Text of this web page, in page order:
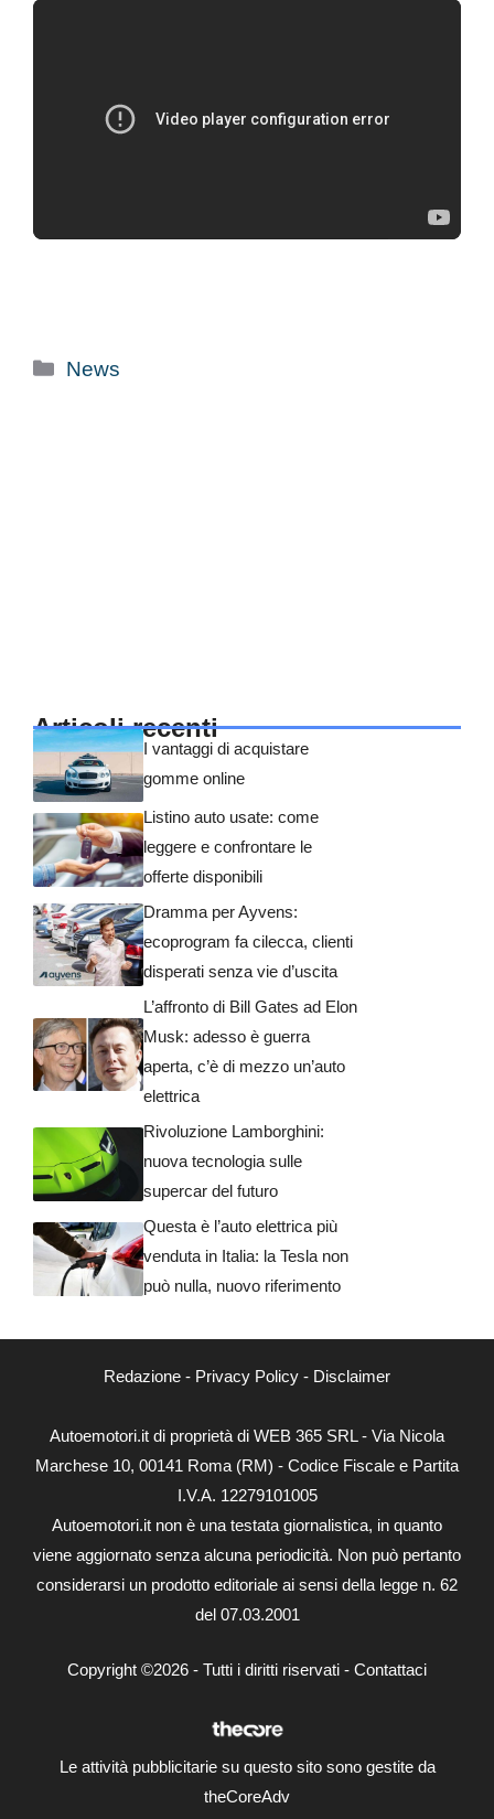
Categorie
News
Articoli recenti
I vantaggi di acquistare
gomme online
Listino auto usate: come
leggere e confrontare le
offerte disponibili
Dramma per Ayvens:
ecoprogram fa cilecca, clienti
disperati senza vie d’uscita
L’affronto di Bill Gates ad Elon
Musk: adesso è guerra
aperta, c’è di mezzo un’auto
elettrica
Rivoluzione Lamborghini:
nuova tecnologia sulle
supercar del futuro
Questa è l’auto elettrica più
venduta in Italia: la Tesla non
può nulla, nuovo riferimento
Redazione - Privacy Policy - Disclaimer
Autoemotori.it di proprietà di WEB 365 SRL - Via Nicola
Marchese 10, 00141 Roma (RM) - Codice Fiscale e Partita
I.V.A. 12279101005
Autoemotori.it non è una testata giornalistica, in quanto
viene aggiornato senza alcuna periodicità. Non può pertanto
considerarsi un prodotto editoriale ai sensi della legge n. 62
del 07.03.2001
Copyright ©2026 - Tutti i diritti riservati - Contattaci
Le attività pubblicitarie su questo sito sono gestite da
theCoreAdv